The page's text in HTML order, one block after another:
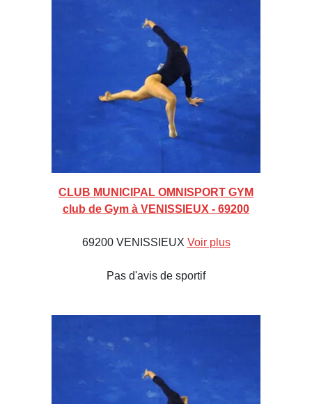
CLUB MUNICIPAL OMNISPORT GYM
club de Gym à VENISSIEUX - 69200
69200 VENISSIEUX Voir plus
Pas d'avis de sportif